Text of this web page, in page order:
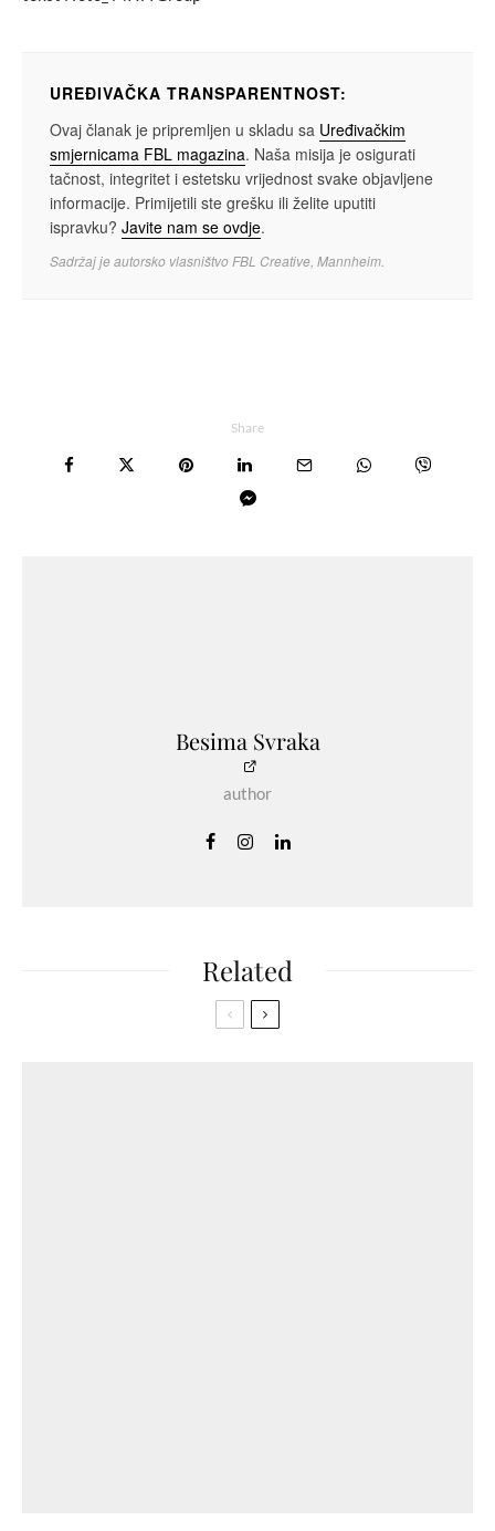
UREĐIVAČKA TRANSPARENTNOST:
Ovaj članak je pripremljen u skladu sa Uređivačkim
smjernicama FBL magazina. Naša misija je osigurati
tačnost, integritet i estetsku vrijednost svake objavljene
informacije. Primijetili ste grešku ili želite uputiti
ispravku? Javite nam se ovdje.
Sadržaj je autorsko vlasništvo FBL Creative, Mannheim.
Share
Besima Svraka
author
Related